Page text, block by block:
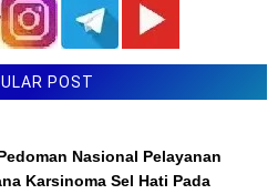
POST
Nasional Pelayanan
Karsinoma Sel Hati Pada